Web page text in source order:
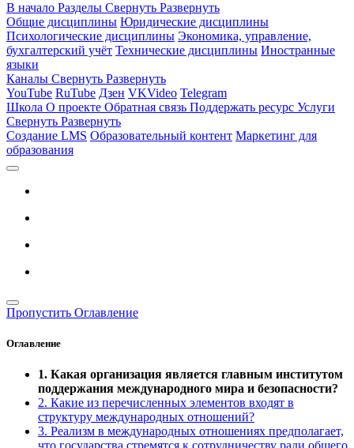
В начало Разделы Свернуть Развернуть
Общие дисциплины Юридические дисциплины
Психологические дисциплины Экономика, управление,
бухгалтерский учёт Технические дисциплины Иностранные
языки
Каналы Свернуть Развернуть
YouTube RuTube Дзен VKVideo Telegram
Школа О проекте Обратная связь Поддержать ресурс Услуги
Свернуть Развернуть
Создание LMS Образовательный контент Маркетинг для
образования
Пропустить Оглавление
Оглавление
1. Какая организация является главным институтом
поддержания международного мира и безопасности?
2. Какие из перечисленных элементов входят в
структуру международных отношений?
3. Реализм в международных отношениях предполагает,